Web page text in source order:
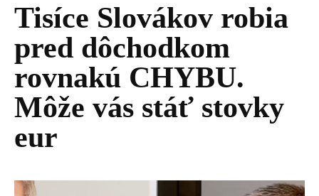
Tisíce Slovákov robia
pred dôchodkom
rovnakú CHYBU.
Môže vás stáť stovky
eur